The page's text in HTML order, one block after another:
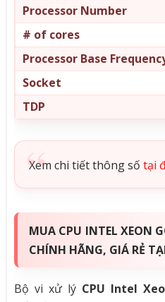
Processor Number
# of cores
Processor Base
Socket
TDP
Xem chi tiết thông số tại
MUA CPU INTEL XEON
CHÍNH HÃNG, GIÁ RẺ
Bộ vi xử lý CPU Intel